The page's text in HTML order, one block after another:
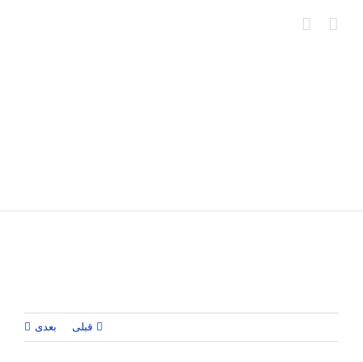
قبلی بعدی